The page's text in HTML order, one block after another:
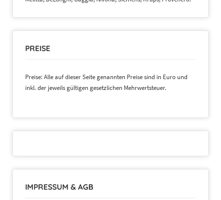
PREISE
Preise: Alle auf dieser Seite genannten Preise sind in Euro und
inkl. der jeweils gültigen gesetzlichen Mehrwertsteuer.
IMPRESSUM & AGB